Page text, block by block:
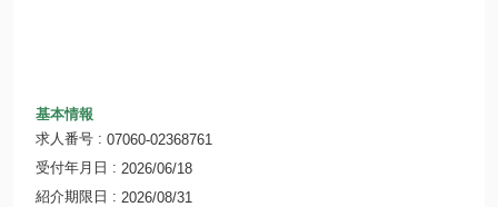
基本情報
求人番号
07060-02368761
受付年月日
2026/06/18
紹介期限日
2026/08/31